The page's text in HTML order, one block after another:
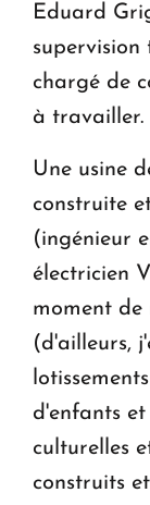
Eduard
supervision
chargé de
à travailler.
Une usine
construite
(ingénieur
électricien
moment de
(d'ailleurs,
d'enfants
culturelles
construits